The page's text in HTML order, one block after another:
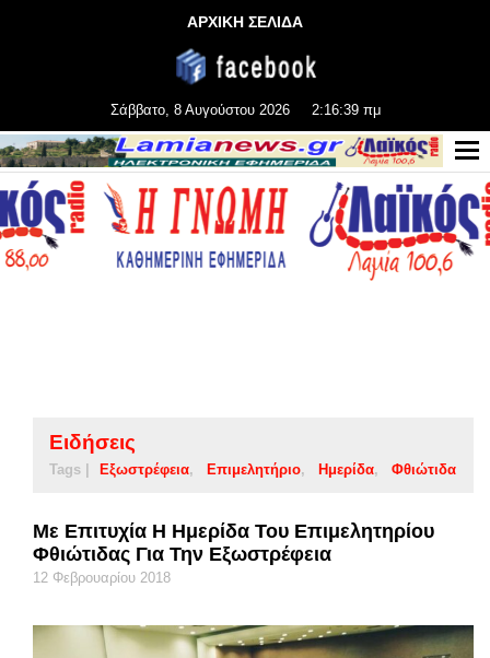
ΑΡΧΙΚΗ ΣΕΛΙΔΑ
Σάββατο, 8 Αυγούστου 2026 2:16:40 πμ
Ειδήσεις
Tags | Εξωστρέφεια Επιμελητήριο Ημερίδα Φθιώτιδα
Με Επιτυχία Η Ημερίδα Του Επιμελητηρίου
Φθιώτιδας Για Την Εξωστρέφεια
12 Φεβρουαρίου 2018